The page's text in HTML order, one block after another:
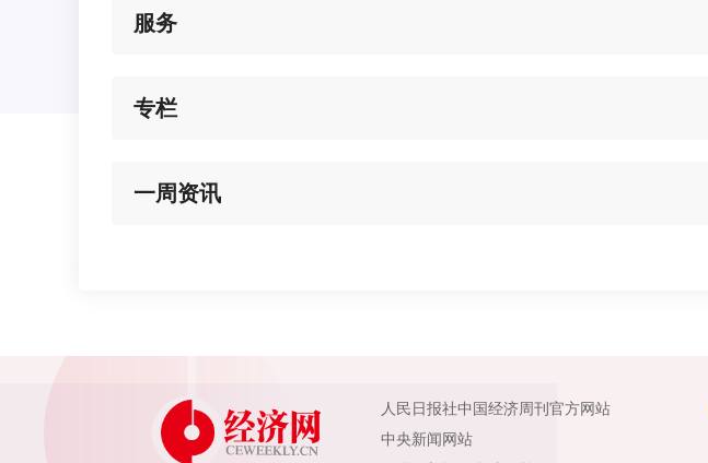
服务
专栏
一周资讯
人民日报社中国经济周刊官方网站
中央新闻网站